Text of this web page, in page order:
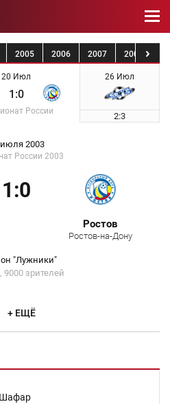
2005 2006 2007 2008
20 Июл
1:0
России
26 Июл
2:3
2003
России 2003
1:0
Ростов
Ростов-на-Дону
"Лужники"
9000 зрителей
+ ЕЩЁ